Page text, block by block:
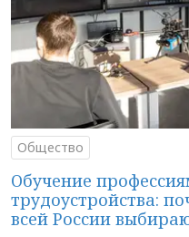
Общество
Обучение
трудоустройства:
всей России